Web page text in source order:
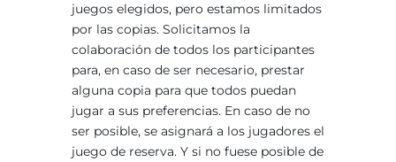
juegos elegidos, pero estamos limitados
por las copias. Solicitamos la
colaboración de todos los participantes
para, en caso de ser necesario, prestar
alguna copia para que todos puedan
jugar a sus preferencias. En caso de no
ser posible, se asignará a los jugadores el
juego de reserva. Y si no fuese posible de